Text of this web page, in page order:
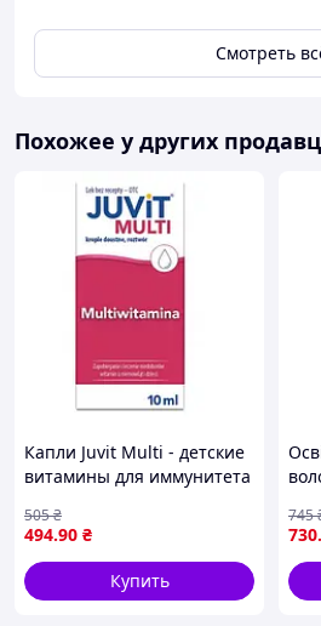
Смотреть
Похожее у других
Капли Juvit Multi - детские
витамины для иммунитета
494.90 ₴
505₴
Купить
Spa
730
745